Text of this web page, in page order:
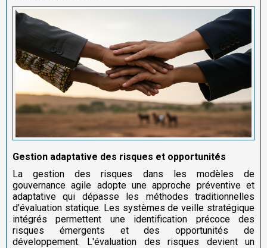
Gestion adaptative des risques et opportunités
La gestion des risques dans les modèles de
gouvernance agile adopte une approche préventive et
adaptative qui dépasse les méthodes traditionnelles
d'évaluation statique. Les systèmes de veille stratégique
intégrés permettent une identification précoce des
risques émergents et des opportunités de
développement. L'évaluation des risques devient un